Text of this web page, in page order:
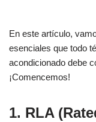
En este artículo,
esenciales que todo
acondicionado debe
¡Comencemos!
1. RLA